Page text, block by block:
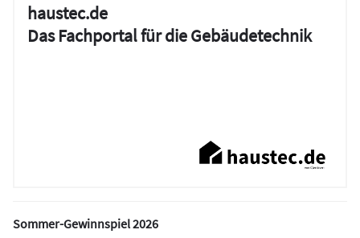
haustec.de
Das Fachportal für die Gebäudetechnik
Sommer-Gewinnspiel 2026